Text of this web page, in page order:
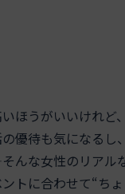
ほうがいいけれど
優待も気になるし
な女性のリアル
トに合わせて“ち